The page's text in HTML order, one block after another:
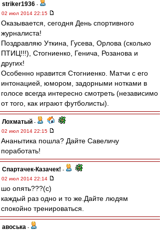
striker1936 -
02 июл 2014 22:15
Оказывается, сегодня День спортивного
журналиста!
Поздравляю Уткина, Гусева, Орлова (сколько
ПТИЦ!!!), Стогниенко, Генича, Розанова и
других!
Особенно нравится Стогниенко. Матчи с его
интонацией, юмором, задорными нотками в
голосе всегда интересно смотреть (независимо
от того, как играют футболисты).
Лохматый -
02 июл 2014 22:15
Ананытика пошла? Дайте Савеличу
поработать!
Спартачек-Казачек! -
02 июл 2014 22:14
шо опять???(с)
каждый раз одно и то же.Дайте людям
спокойно тренироваться.
авоська -